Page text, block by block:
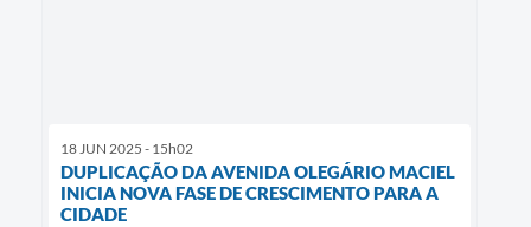
18 JUN 2025 - 15h02
DUPLICAÇÃO DA AVENIDA OLEGÁRIO MACIEL
INICIA NOVA FASE DE CRESCIMENTO PARA A
CIDADE